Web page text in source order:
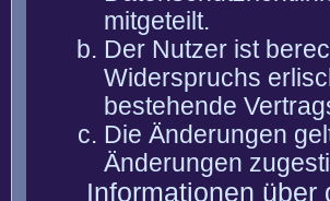
mitgeteilt.
Der Nutzer ist
Widerspruchs
bestehende
Die Änderungen
Änderungen
Informationen